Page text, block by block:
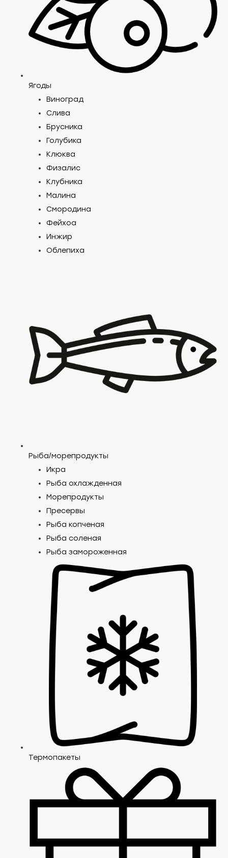
Ягоды
Виноград
Слива
Брусника
Голубика
Клюква
Физалис
Клубника
Малина
Смородина
Фейхоа
Инжир
Облепиха
Рыба/морепродукты
Икра
Рыба охлажденная
Морепродукты
Пресервы
Рыба копченая
Рыба соленая
Рыба замороженная
Термопакеты